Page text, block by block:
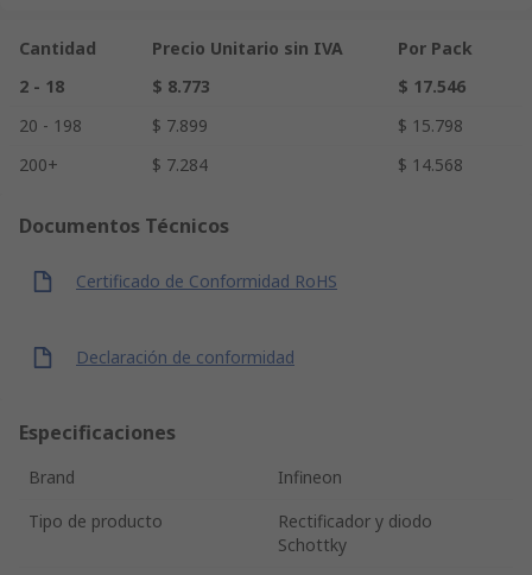
Cantidad Precio Unitario sin IVA
Por Pack
2 - 18
$ 8.773
$ 17.546
20 - 198
$ 7.899
$ 15.798
200+
$ 7.284 $ 14.568
Documentos Técnicos
Certificado de Conformidad RoHS
Declaración de conformidad
Especificaciones
Brand
Infineon
Tipo de producto
Rectificador y diodo
Schottky